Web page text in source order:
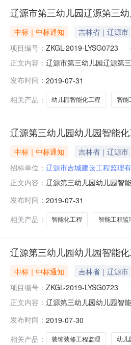
辽源市第三幼儿园辽源第三
中标｜中标通知
吉林省｜辽源市
项目编号： ZKGL-2019-LYSG0723
正文内容： 辽源市第三幼儿园辽源第
年07月31日08:43本项目
项目联系人刁
发布时间： 2019-07-31
相关产品：
幼儿园智能化工程 智能
辽源第三幼儿园幼儿园智能
中标｜中标通知
吉林省｜辽源市
招标单位： 辽源市吉城建设工程监理
正文内容： 辽源第三幼儿园幼儿园智
称：辽源第三幼儿园幼儿
地点：辽源市政
发布时间： 2019-07-31
相关产品：
智能化工程 智能工程监
辽源第三幼儿园幼儿园智能
中标｜中标通知
吉林省｜辽源市
项目编号： ZKGL-2019-LYSG0723
正文内容： 辽源第三幼儿园幼儿园智
性谈判，现将本次评标结
2019-LYSG0723开标
发布时间： 2019-07-30
相关产品：
装饰装修工程监理 幼儿